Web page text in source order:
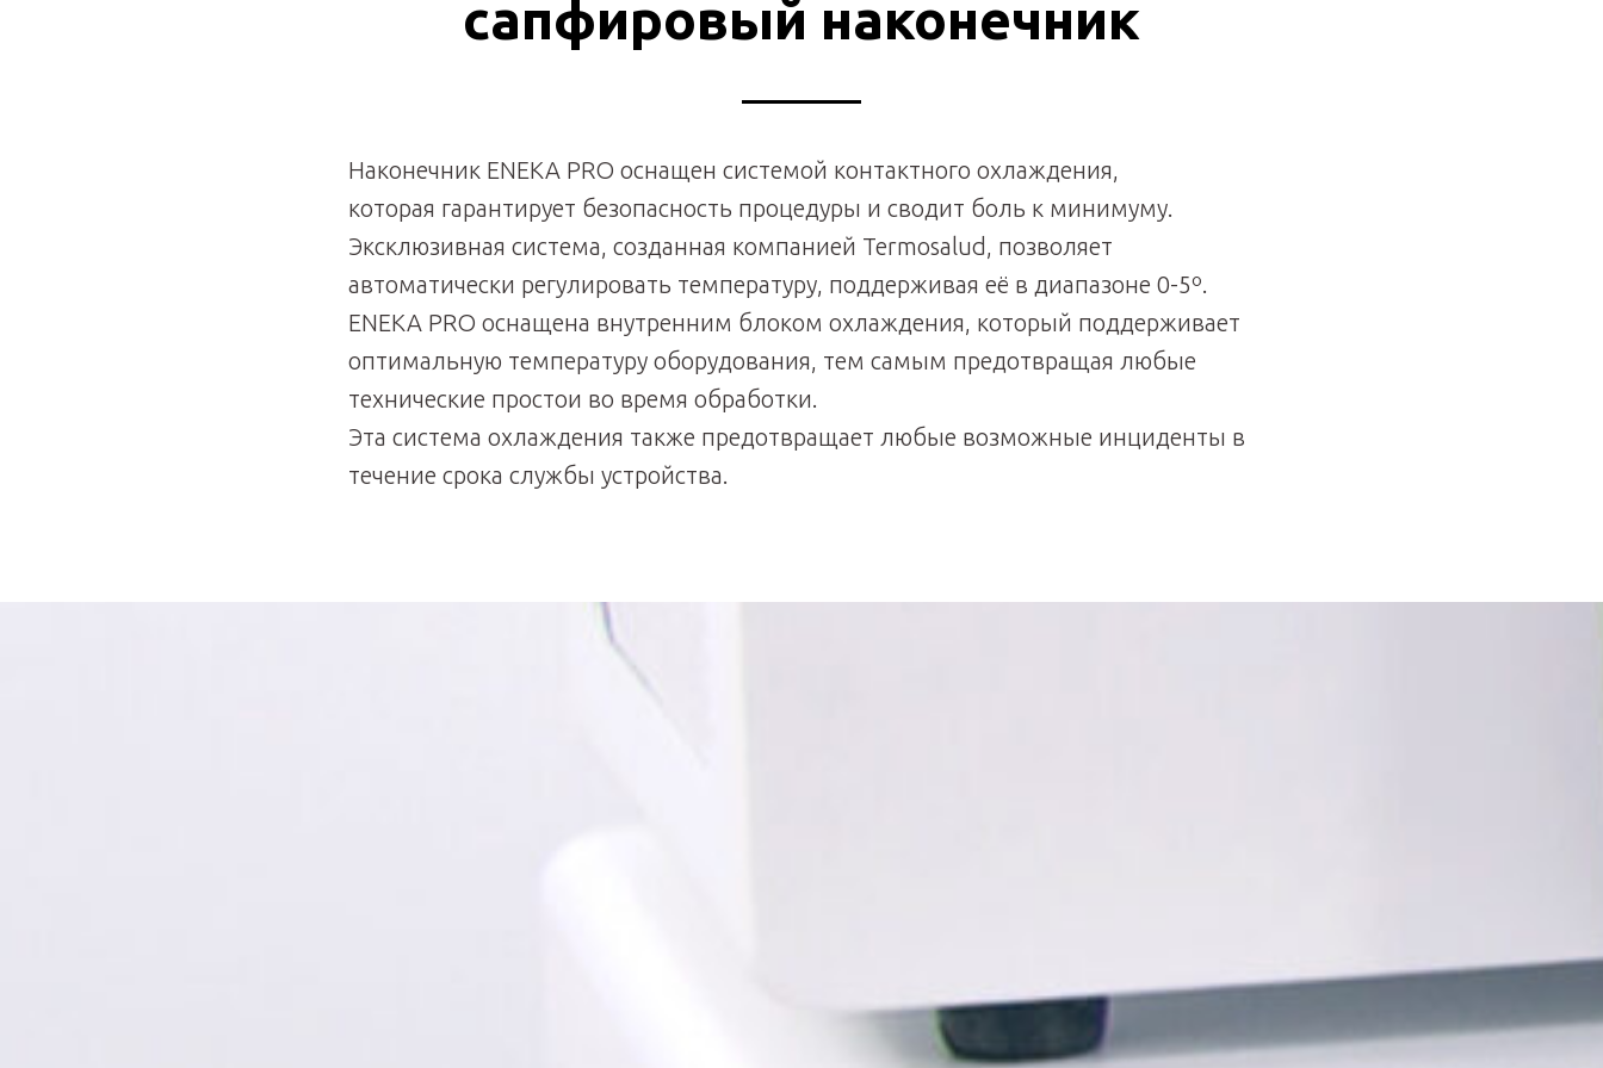
сапфировый наконечник
Наконечник ENEKA PRO оснащен системой контактного охлаждения,
которая гарантирует безопасность процедуры и сводит боль к минимуму.
Эксклюзивная система, созданная компанией Termosalud, позволяет
автоматически регулировать температуру, поддерживая её в диапазоне 0-5º.
ENEKA PRO оснащена внутренним блоком охлаждения, который поддерживает
оптимальную температуру оборудования, тем самым предотвращая любые
технические простои во время обработки.
Эта система охлаждения также предотвращает любые возможные инциденты в
течение срока службы устройства.